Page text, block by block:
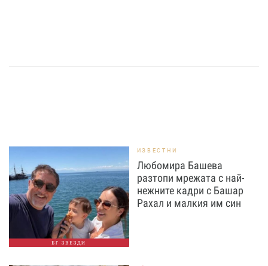
БГ ЗВЕЗДИ
ИЗВЕСТНИ
Любомира Башева
разтопи мрежата с най-
нежните кадри с Башар
Рахал и малкия им син